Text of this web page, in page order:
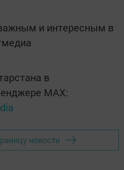
и интересным в
в
MАХ:
новости